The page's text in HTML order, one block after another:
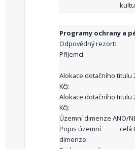
Programy ochrany a
Odpovědný rezort:
Příjemci:
Alokace dotačního titulu
Kč):
Alokace dotačního titulu
Kč):
Územní dimenze ANO/
Popis územní
dimenze:
celá